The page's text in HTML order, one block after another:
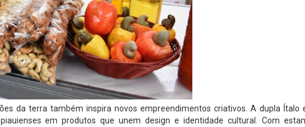
da terra também inspira novos empreendimentos criativos. A dupla Ítalo
em produtos que unem design e identidade cultural. Com